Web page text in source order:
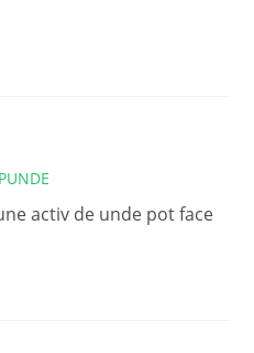
activ de unde pot face